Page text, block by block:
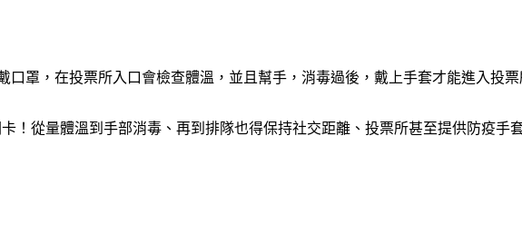
口罩，在投票所入口會檢查體溫，並且幫手，消毒過後，戴上手套才能進入投票
！從量體溫到手部消毒、再到排隊也得保持社交距離、投票所甚至提供防疫手